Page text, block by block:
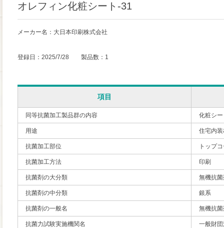
オレフィン化粧シート-31
メーカー名：大日本印刷株式会社
登録日：2025/7/28 製品数：1
項目
同等抗菌加工製品群の内容 化粧シ
用途 住宅内
抗菌加工部位 トップ
抗菌加工方法 印刷
抗菌剤の大分類 無機抗
抗菌剤の中分類 銀系
抗菌剤の一般名 無機抗
抗菌力試験実施機関名 一般財